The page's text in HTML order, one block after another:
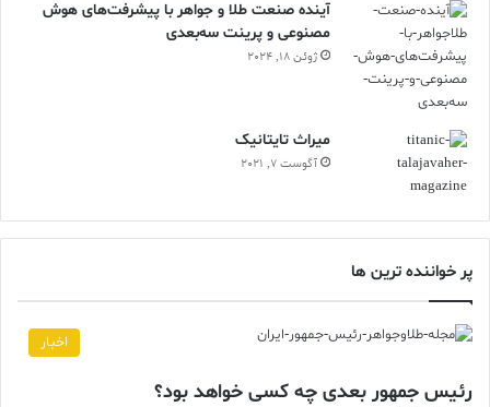
آینده صنعت طلا و جواهر با پیشرفت‌های هوش
مصنوعی و پرینت سه‌بعدی
ژوئن 18, 2024
ميراث تايتانيک
آگوست 7, 2021
پر خواننده ترین ها
اخبار
رئیس جمهور بعدی چه کسی خواهد بود؟